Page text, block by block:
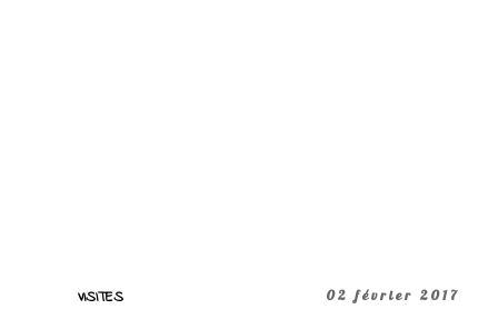
02 février 2017
VISITES